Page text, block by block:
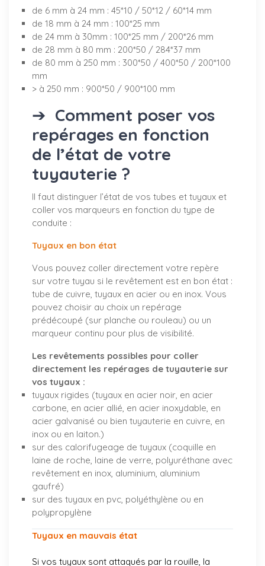
de 6 mm à 24 mm : 45*10 / 50*12 / 60*14 mm
de 18 mm à 24 mm : 100*25 mm
de 24 mm à 30mm : 100*25 mm / 200*26 mm
de 28 mm à 80 mm : 200*50 / 284*37 mm
de 80 mm à 250 mm : 300*50 / 400*50 / 200*100
mm
> à 250 mm : 900*50 / 900*100 mm
➔ Comment poser vos
repérages en fonction
de l’état de votre
tuyauterie ?
Il faut distinguer l’état de vos tubes et tuyaux et
coller vos marqueurs en fonction du type de
conduite :
Tuyaux en bon état
Vous pouvez coller directement votre repère
sur votre tuyau si le revêtement est en bon état :
tube de cuivre, tuyaux en acier ou en inox. Vous
pouvez choisir au choix un repérage
prédécoupé (sur planche ou rouleau) ou un
marqueur continu pour plus de visibilité.
Les revêtements possibles pour coller
directement les repérages de tuyauterie sur
vos tuyaux :
tuyaux rigides (tuyaux en acier noir, en acier
carbone, en acier allié, en acier inoxydable, en
acier galvanisé ou bien tuyauterie en cuivre, en
inox ou en laiton.)
sur des calorifugeage de tuyaux (coquille en
laine de roche, laine de verre, polyuréthane avec
revêtement en inox, aluminium, aluminium
gaufré)
sur des tuyaux en pvc, polyéthylène ou en
polypropylène
Tuyaux en mauvais état
Si vos tuyaux sont attaqués par la rouille, la